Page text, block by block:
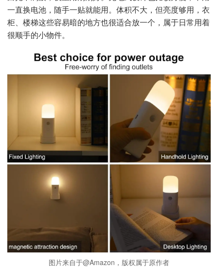
一直换电池，随手一贴就能用。体积不大，但亮度够用，衣
柜、楼梯这些容易暗的地方也很适合放一个，属于日常用着
很顺手的小物件。
图片来自于@Amazon，版权属于原作者